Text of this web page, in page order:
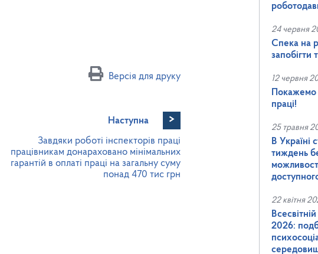
Версія для друку
Наступна >
Завдяки роботі інспекторів праці
працівникам донараховано мінімальних
гарантій в оплаті праці на загальну суму
понад 470 тис грн
24 червня
Спека на
запобігти
12 червня
Покажемо
праці!
25 травня
В Україні
тиждень
22 квітня
2026: